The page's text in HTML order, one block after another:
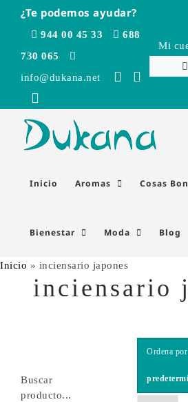
contenido
¿Te podemos ayudar?
944 00 45 33
688
730 065
info@dukana.net
Mi
Inicio Aromas Cosas
Bienestar Moda Blog
Inicio » inciensario japones
inciensario
Ordena por
Buscar
producto...